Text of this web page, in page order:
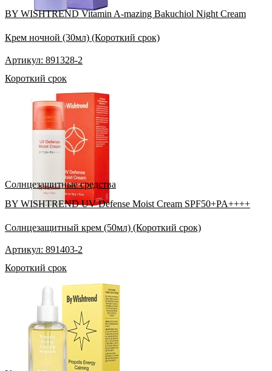
BY WISHTREND Vitamin A-mazing Bakuchiol Night Cream
Крем ночной (30мл) (Короткий срок)
Артикул: 891328-2
Короткий срок
Солнцезащитные средства
BY WISHTREND UV Defense Moist Cream SPF50+PA++++
Солнцезащитный крем (50мл) (Короткий срок)
Артикул: 891403-2
Короткий срок